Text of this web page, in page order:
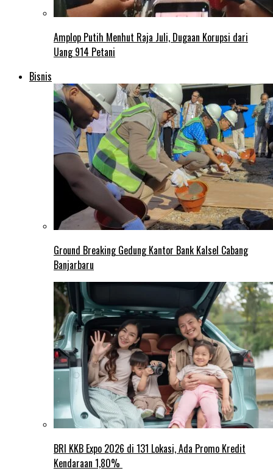
Amplop Putih Menhut Raja Juli, Dugaan Korupsi dari
Uang 914 Petani
Bisnis
Ground Breaking Gedung Kantor Bank Kalsel Cabang
Banjarbaru
BRI KKB Expo 2026 di 131 Lokasi, Ada Promo Kredit
Kendaraan 1,80%